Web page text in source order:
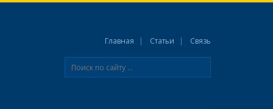
Главная Статьи Связь